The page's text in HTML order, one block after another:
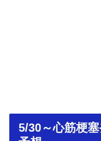
5/30～心筋梗